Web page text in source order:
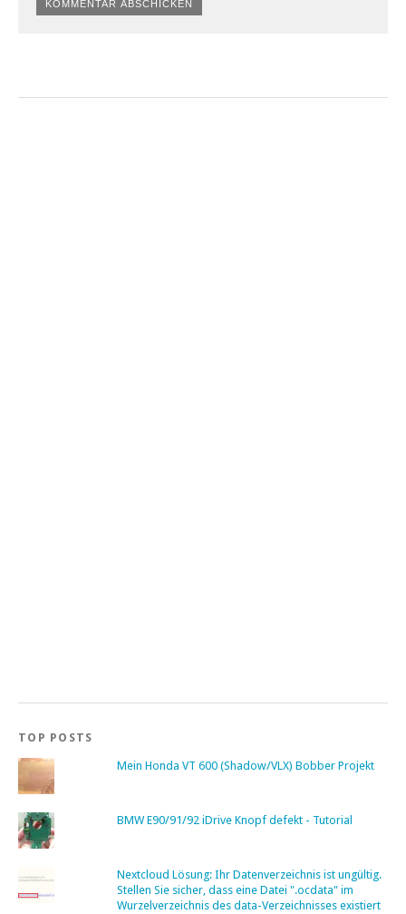
TOP POSTS
Mein Honda VT 600 (Shadow/VLX) Bobber Projekt
BMW E90/91/92 iDrive Knopf defekt - Tutorial
Nextcloud Lösung: Ihr Datenverzeichnis ist ungültig.
Stellen Sie sicher, dass eine Datei ".ocdata" im
Wurzelverzeichnis des data-Verzeichnisses existiert